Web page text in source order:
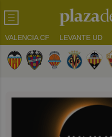
VALENCIA CF LEVANTE UD